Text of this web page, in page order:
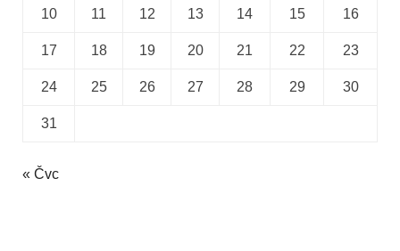
10 11 12 13 14 15 16
17 18 19 20 21 22 23
24 25 26 27 28 29 30
31
« Čvc